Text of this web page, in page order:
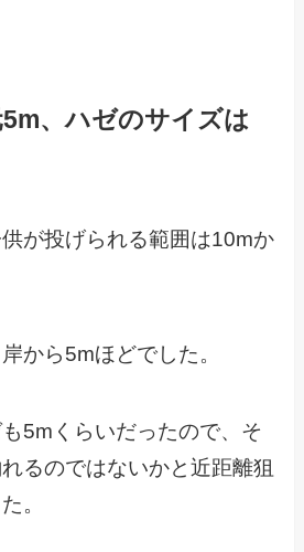
、ハゼのサイズは
が投げられる範囲は10mか
から5mほどでした。
5mくらいだったので、そ
るのではないかと近距離狙
。